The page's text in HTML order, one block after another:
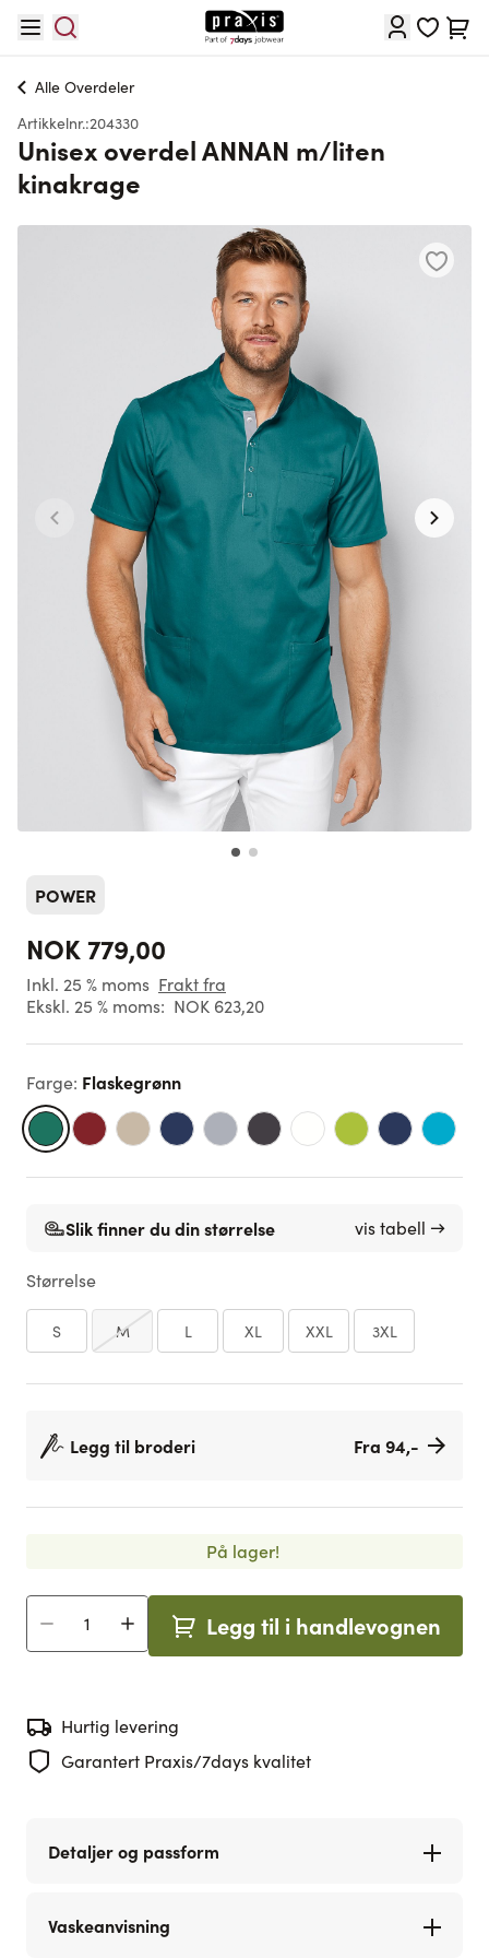
Cart
Alle Overdeler
Artikkelnr.:204330
Unisex overdel ANNAN m/liten
kinakrage
POWER
NOK 779,00
Inkl. 25 % moms Frakt fra
Ekskl. 25 % moms: NOK 623,20
Farge: Flaskegrønn
Slik finner du din størrelse vis tabell →
Størrelse
S M L XL XXL 3XL
Legg til broderi Fra 94,-
På lager!
Antall Legg til i handlevognen
Hurtig levering
Garantert Praxis/7days kvalitet
Detaljer og passform
Vaskeanvisning